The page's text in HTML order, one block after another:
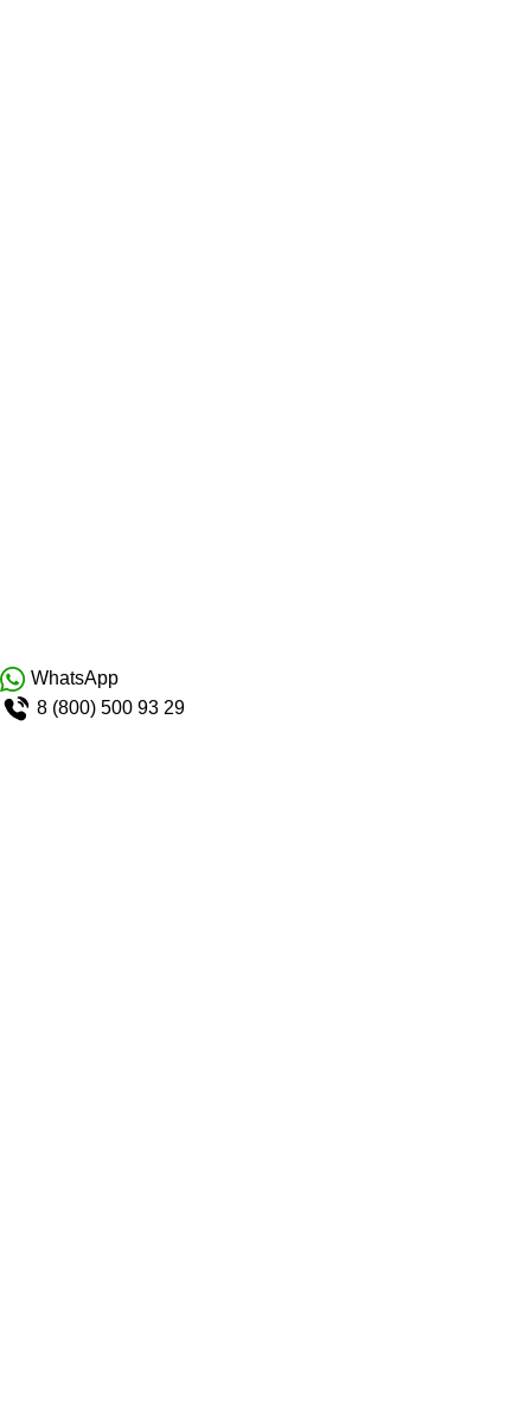
WhatsApp
8 (800) 500 93 29